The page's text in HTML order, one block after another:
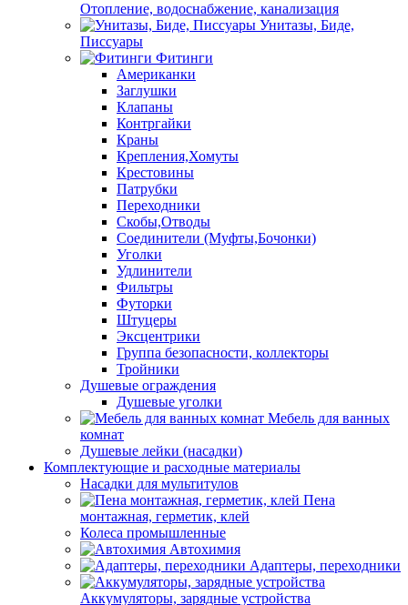
Отопление, водоснабжение, канализация
Унитазы, Биде,
Писсуары
Фитинги
Американки
Заглушки
Клапаны
Контргайки
Краны
Крепления,Хомуты
Крестовины
Патрубки
Переходники
Скобы,Отводы
Соединители (Муфты,Бочонки)
Уголки
Удлинители
Фильтры
Футорки
Штуцеры
Эксцентрики
Группа безопасности, коллекторы
Тройники
Душевые ограждения
Душевые уголки
Мебель для ванных
комнат
Душевые лейки (насадки)
Комплектующие и расходные материалы
Насадки для мультитулов
Пена
монтажная, герметик, клей
Колеса промышленные
Автохимия
Адаптеры, переходники
Аккумуляторы, зарядные устройства